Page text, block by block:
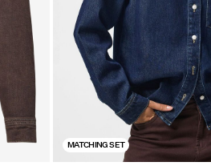
MATCHING SET